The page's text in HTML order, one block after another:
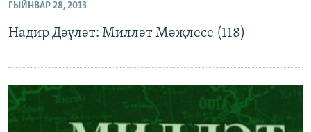
ГЫЙНВАР 28, 2013
Надир Дәүләт: Милләт Мәҗлесе (118)